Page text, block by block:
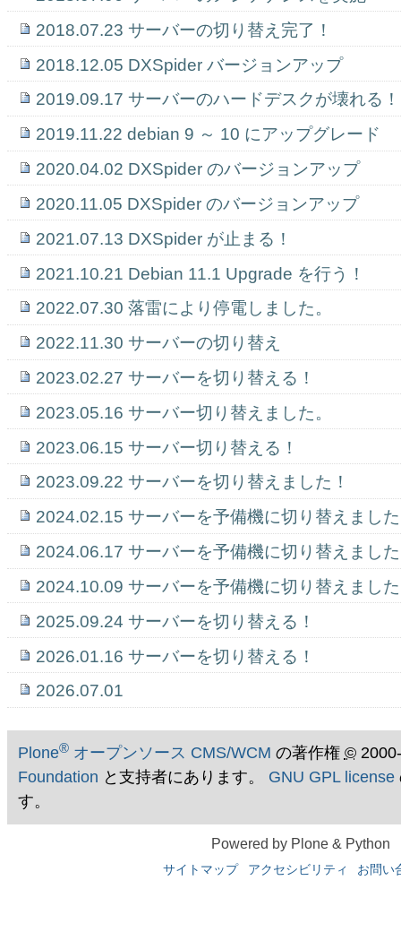
2018.07.23 サーバーの切り替え完了！
2018.12.05 DXSpider バージョンアップ
2019.09.17 サーバーのハードデスクが壊れる！
2019.11.22 debian 9 ～ 10 にアップグレード
2020.04.02 DXSpider のバージョンアップ
2020.11.05 DXSpider のバージョンアップ
2021.07.13 DXSpider が止まる！
2021.10.21 Debian 11.1 Upgrade を行う！
2022.07.30 落雷により停電しました。
2022.11.30 サーバーの切り替え
2023.02.27 サーバーを切り替える！
2023.05.16 サーバー切り替えました。
2023.06.15 サーバー切り替える！
2023.09.22 サーバーを切り替えました！
2024.02.15 サーバーを予備機に切り替えまし
2024.06.17 サーバーを予備機に切り替えまし
2024.10.09 サーバーを予備機に切り替えまし
2025.09.24 サーバーを切り替える！
2026.01.16 サーバーを切り替える！
2026.07.01
Plone®オープンソース CMS/WCM の著作権 ©
Foundation と支持者にあります。 GNU GPL license
す。
Powered by Plone & Python
サイトマップ アクセシビリティ お問い